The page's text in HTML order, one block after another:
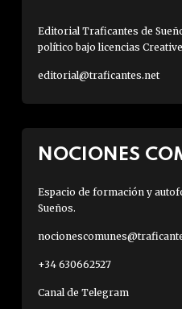
Editorial Traficantes de
político bajo licencias
editorial@traficantes.net
NOCIONES
Espacio de formación y
Sueños.
+34 630662527
Canal de Telegram